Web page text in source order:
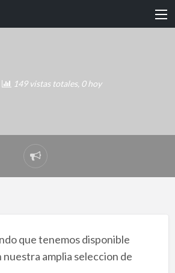
149 vistas totales, 0 hoy
Reportar
problema
que tenemos disponible
nuestra amplia seleccion de